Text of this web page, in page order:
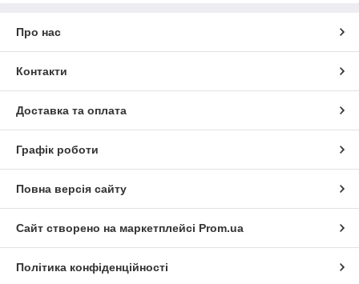
Про нас
Контакти
Доставка та оплата
Графік роботи
Повна версія сайту
Сайт створено на маркетплейсі Prom.ua
Політика конфіденційності